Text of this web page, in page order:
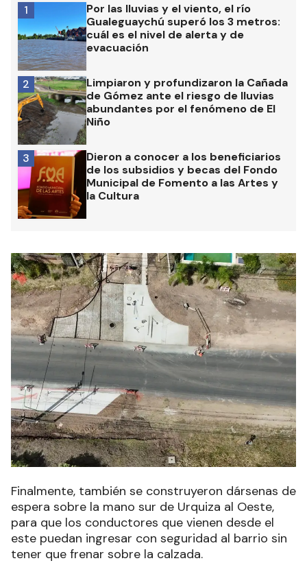
Por las lluvias y el viento, el río
Gualeguaychú superó los 3 metros:
cuál es el nivel de alerta y de
evacuación
1
Limpiaron y profundizaron la Cañada
de Gómez ante el riesgo de lluvias
abundantes por el fenómeno de El
Niño
2
Dieron a conocer a los beneficiarios
de los subsidios y becas del Fondo
Municipal de Fomento a las Artes y
la Cultura
3
Finalmente, también se construyeron dársenas de
espera sobre la mano sur de Urquiza al Oeste,
para que los conductores que vienen desde el
este puedan ingresar con seguridad al barrio sin
tener que frenar sobre la calzada.